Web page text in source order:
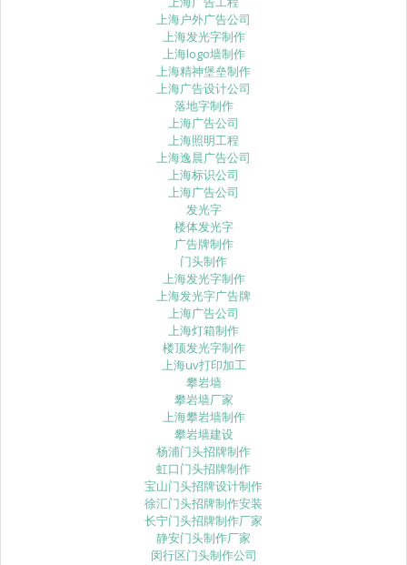
上海户外广告公司
上海发光字制作
上海logo墙制作
上海精神堡垒制作
上海广告设计公司
落地字制作
上海广告公司
上海照明工程
上海逸晨广告公司
上海标识公司
上海广告公司
发光字
楼体发光字
广告牌制作
门头制作
上海发光字制作
上海发光字广告牌
上海广告公司
上海灯箱制作
楼顶发光字制作
上海uv打印加工
攀岩墙
攀岩墙厂家
上海攀岩墙制作
攀岩墙建设
杨浦门头招牌制作
虹口门头招牌制作
宝山门头招牌设计制作
徐汇门头招牌制作安装
长宁门头招牌制作厂家
静安门头制作厂家
闵行区门头制作公司